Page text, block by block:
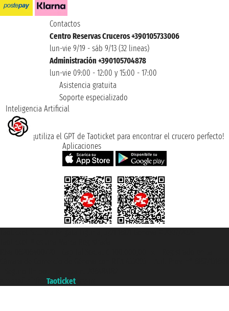
Contactos
Centro Reservas Cruceros +390105733006
lun-vie 9/19 - sáb 9/13 (32 lineas)
Administración +390105704878
lun-vie 09:00 - 12:00 y 15:00 - 17:00
Asistencia gratuita
Soporte especializado
Inteligencia Artificial
¡utiliza el GPT de Taoticket para encontrar el crucero perfecto!
Aplicaciones
Taoticket